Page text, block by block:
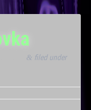
& filed under